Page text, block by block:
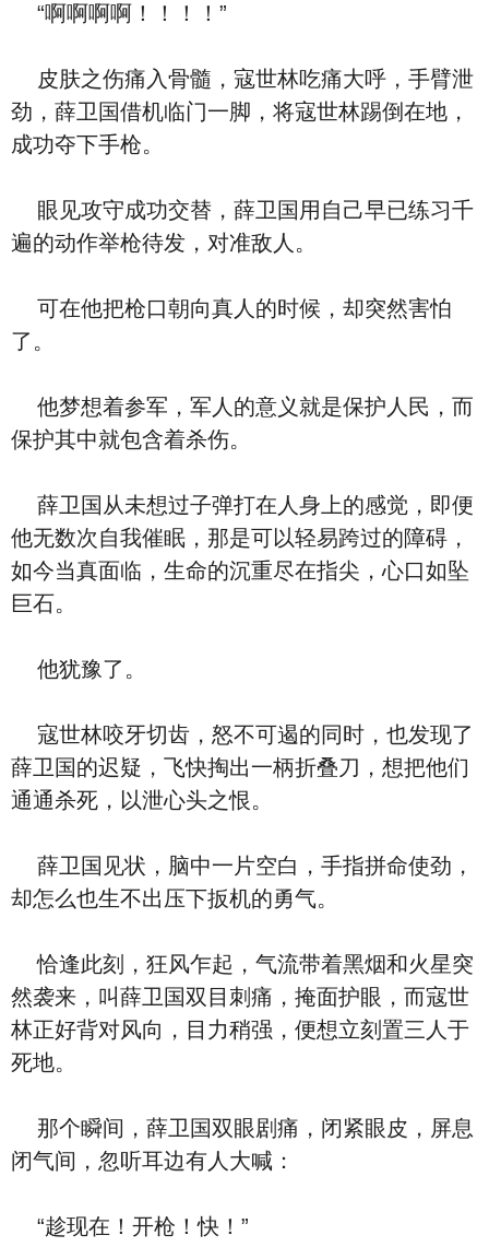
“啊啊啊啊！！！！”
皮肤之伤痛入骨髓，寇世林吃痛大呼，手臂泄
劲，薛卫国借机临门一脚，将寇世林踢倒在地，
成功夺下手枪。
眼见攻守成功交替，薛卫国用自己早已练习千
遍的动作举枪待发，对准敌人。
可在他把枪口朝向真人的时候，却突然害怕
了。
他梦想着参军，军人的意义就是保护人民，而
保护其中就包含着杀伤。
薛卫国从未想过子弹打在人身上的感觉，即便
他无数次自我催眠，那是可以轻易跨过的障碍，
如今当真面临，生命的沉重尽在指尖，心口如坠
巨石。
他犹豫了。
寇世林咬牙切齿，怒不可遏的同时，也发现了
薛卫国的迟疑，飞快掏出一柄折叠刀，想把他们
通通杀死，以泄心头之恨。
薛卫国见状，脑中一片空白，手指拼命使劲，
却怎么也生不出压下扳机的勇气。
恰逢此刻，狂风乍起，气流带着黑烟和火星突
然袭来，叫薛卫国双目刺痛，掩面护眼，而寇世
林正好背对风向，目力稍强，便想立刻置三人于
死地。
那个瞬间，薛卫国双眼剧痛，闭紧眼皮，屏息
闭气间，忽听耳边有人大喊：
“趁现在！开枪！快！”